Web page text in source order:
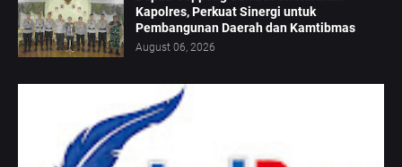
Kapolres, Perkuat Sinergi untuk
Pembangunan Daerah dan Kamtibmas
August 06, 2026